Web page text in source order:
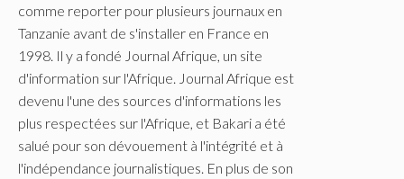
comme reporter pour plusieurs journaux en
Tanzanie avant de s'installer en France en
1998. Il y a fondé Journal Afrique, un site
d'information sur l'Afrique. Journal Afrique est
devenu l'une des sources d'informations les
plus respectées sur l'Afrique, et Bakari a été
salué pour son dévouement à l'intégrité et à
l'indépendance journalistiques. En plus de son